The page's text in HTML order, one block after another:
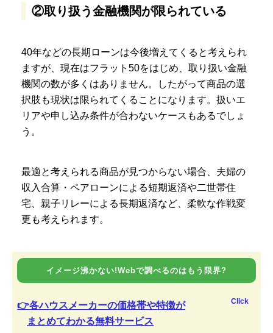
②取り扱う金融機関が限られている
40年などの長期ローンは今後増えてくると考えられ
ますが、現在はフラット50をはじめ、取り扱い金融
機関の数が多くはありません。したがって商品の選
択肢も現状は限られてくることになります。扱いエ
リアや申し込み条件が合わないケースもあるでしょ
う。
最適と考えられる商品が見つからない場合、夫婦の
収入合算・ペアローンによる短期返済や二世帯住
宅、親子リレーによる長期返済など、柔軟な作戦変
更も考えられます。
イメージ沸かない!Webで調べるのはもう限界?
👉各ハウスメーカーの価格帯や特徴が
まとめてわかる無料サービス
Click